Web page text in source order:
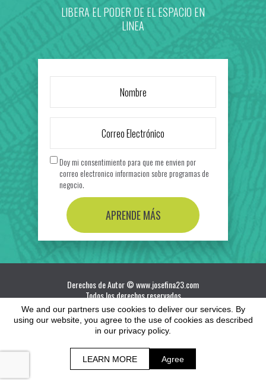
LIBERA EL PODER DE EL ESPACIO EN
LINEA
Doy mi consentimiento para que me envien por
correo electronico informacion sobre programas de
negocio.
APRENDE MÁS
Derechos de Autor © www.josefina23.com
Todos los derechos reservados
Como ocurre con cualquier negocio, los resultados variaran y
no pueden ser garantizados.
Términos | Politica de Privacidad y Exencion de Responsabilidad
We and our partners use cookies to deliver our services. By
using our website, you agree to the use of cookies as described
in our privacy policy.
LEARN MORE Agree